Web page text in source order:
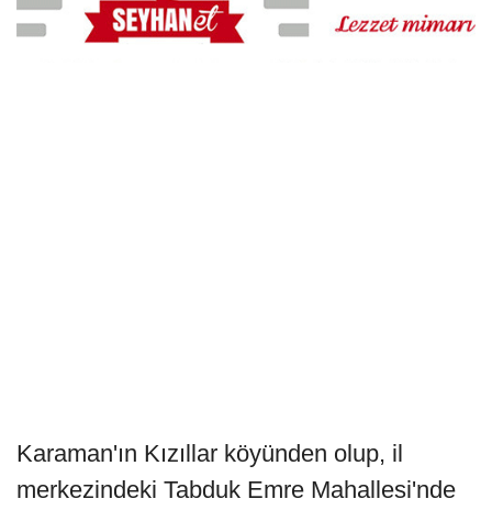
Karaman'ın Kızıllar köyünden olup, il
merkezindeki Tabduk Emre Mahallesi'nde